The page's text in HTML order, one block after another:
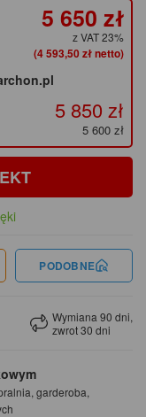
garderoba,
5 650 zł
z VAT 23%
(4 593,50 zł netto)
5 850 zł
5 600 zł
PODOBNE
Wymiana 90 dni,
zwrot 30 dni